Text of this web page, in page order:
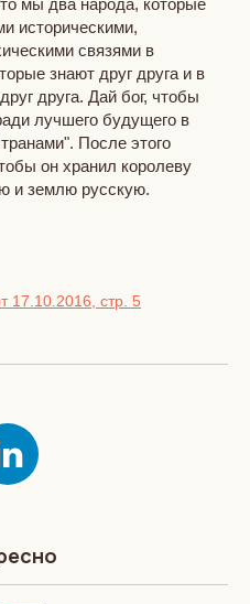
историческими,
связями в
знают друг друга и в
друга. Дай бог, чтобы
лучшего будущего в
После этого
он хранил королеву
и землю русскую.
17.10.2016, стр. 5